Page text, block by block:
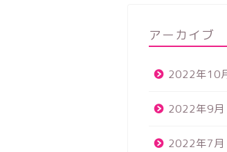
アーカイブ
2022年10
2022年9月
2022年7月